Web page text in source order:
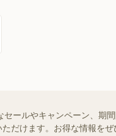
ールやキャンペーン、期
だけます。お得な情報をぜ